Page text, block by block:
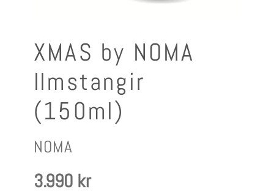
XMAS by NOMA
Ilmstangir
(150ml)
FRAMLEIÐANDI
NOMA
Verð
3.990 kr